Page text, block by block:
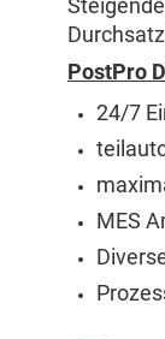
PostPro
24/7
MES